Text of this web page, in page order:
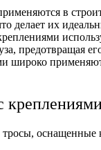
в
делает их
предотвращая
тросы, оснащенные